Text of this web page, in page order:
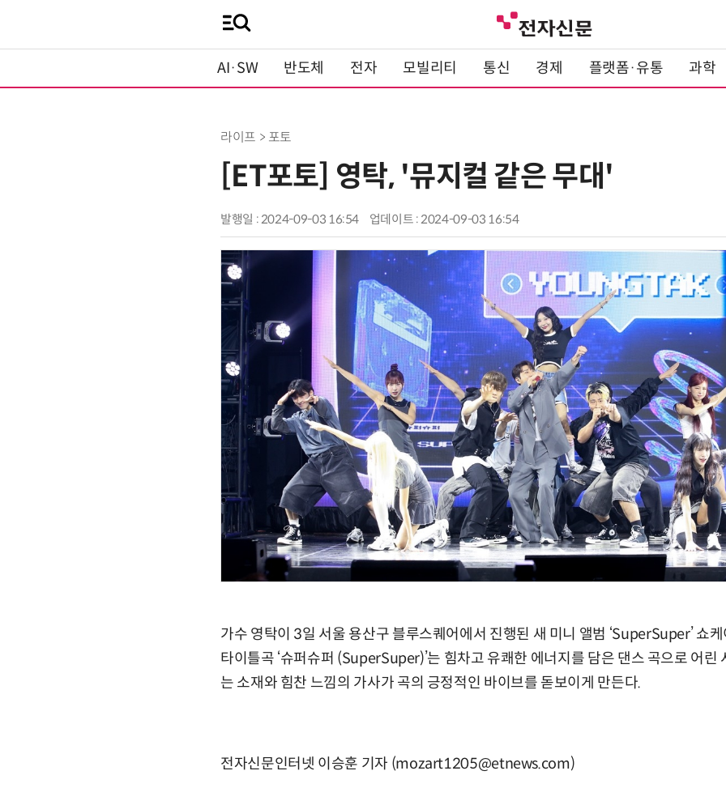
AI·SW 반도체 전자 모빌리티 통신 경제 플랫폼·유통 과학
라이프 > 포토
[ET포토] 영탁, '뮤지컬 같은 무대'
발행일 : 2024-09-03 16:54 업데이트 : 2024-09-03 16:54
가수 영탁이 3일 서울 용산구 블루스퀘어에서 진행된 새 미니 앨범 ‘SuperSuper’ 쇼
타이틀곡 ‘슈퍼슈퍼 (SuperSuper)’는 힘차고 유쾌한 에너지를 담은 댄스 곡으로 어린
는 소재와 힘찬 느낌의 가사가 곡의 긍정적인 바이브를 돋보이게 만든다.
전자신문인터넷 이승훈 기자 (mozart1205@etnews.com)